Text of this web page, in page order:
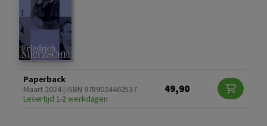
Paperback
Maart 2024 | ISBN 9789024462537
Levertijd 1-2 werkdagen
49,90